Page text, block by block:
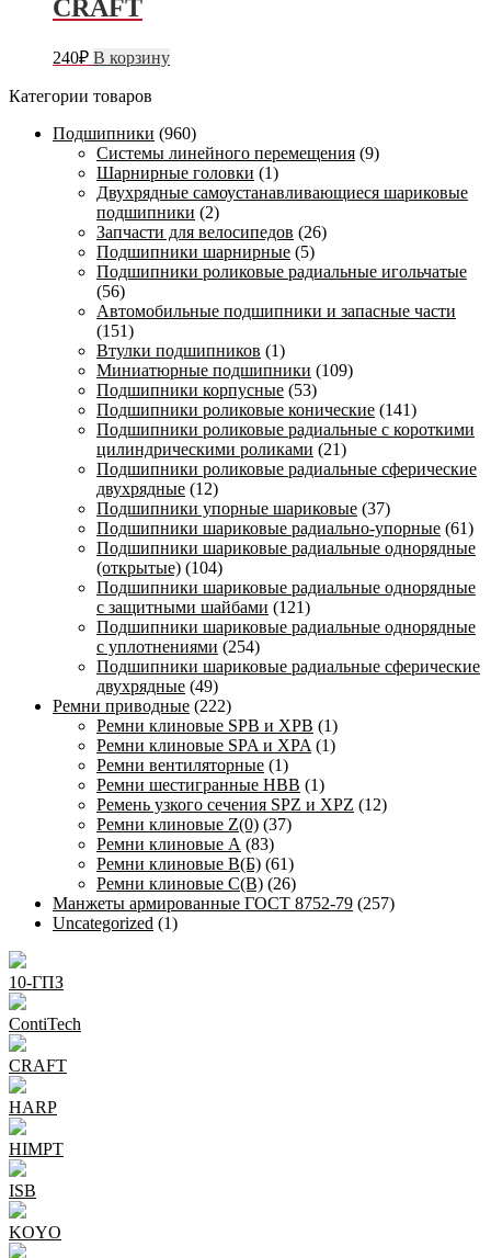
CRAFT
240₽ В корзину
Категории товаров
Подшипники (960)
Системы линейного перемещения (9)
Шарнирные головки (1)
Двухрядные самоустанавливающиеся шариковые
подшипники (2)
Запчасти для велосипедов (26)
Подшипники шарнирные (5)
Подшипники роликовые радиальные игольчатые
(56)
Автомобильные подшипники и запасные части
(151)
Втулки подшипников (1)
Миниатюрные подшипники (109)
Подшипники корпусные (53)
Подшипники роликовые конические (141)
Подшипники роликовые радиальные с короткими
цилиндрическими роликами (21)
Подшипники роликовые радиальные сферические
двухрядные (12)
Подшипники упорные шариковые (37)
Подшипники шариковые радиально-упорные (61)
Подшипники шариковые радиальные однорядные
(открытые) (104)
Подшипники шариковые радиальные однорядные
с защитными шайбами (121)
Подшипники шариковые радиальные однорядные
с уплотнениями (254)
Подшипники шариковые радиальные сферические
двухрядные (49)
Ремни приводные (222)
Ремни клиновые SPB и XPB (1)
Ремни клиновые SPA и XPA (1)
Ремни вентиляторные (1)
Ремни шестигранные HBB (1)
Ремень узкого сечения SPZ и XPZ (12)
Ремни клиновые Z(0) (37)
Ремни клиновые А (83)
Ремни клиновые В(Б) (61)
Ремни клиновые С(В) (26)
Манжеты армированные ГОСТ 8752-79 (257)
Uncategorized (1)
10-ГПЗ
ContiTech
CRAFT
HARP
HIMPT
ISB
KOYO